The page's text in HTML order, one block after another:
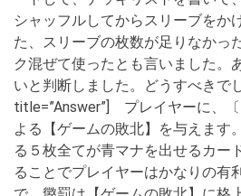
シャッフルしてからスリーブをか
た、スリーブの枚数が足りなかっ
ク混ぜて使ったとも言いました。
いと判断しました。どうすべきで
title=”Answer”] プレイヤーに、
よる【ゲームの敗北】を与えます
る５枚全てが青マナを出せるカー
ることでプレイヤーはかなりの有